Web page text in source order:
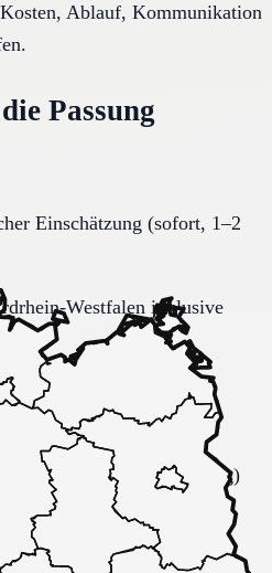
Ablauf, Kommunikation
Passung
Einschätzung (sofort, 1–2
Westfalen inklusive
beantragt, unklar) und
Rollstuhl, bettlägerig)
(ja, nein, unklar) mit